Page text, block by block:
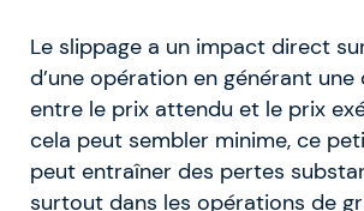
Le slippage a un impact direct
d’une opération en générant
entre le prix attendu et le prix
cela peut sembler minime, ce
peut entraîner des pertes
surtout dans les opérations de